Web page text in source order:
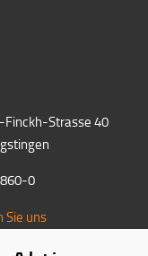
Finckh-Strasse 40
0
Sie uns